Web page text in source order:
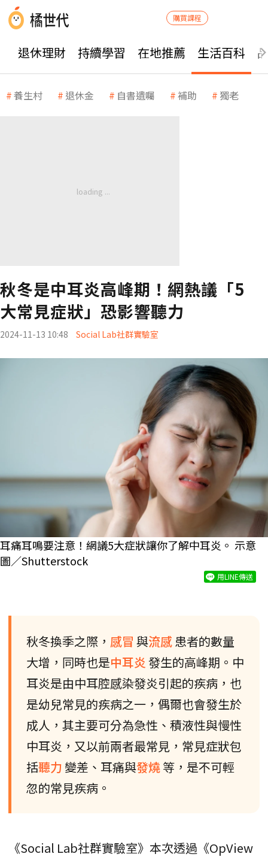
購買課程
退休理財 持續學習 在地推薦 生活百科
養生村 退休金 自書遺囑 補助 獨老
秋冬是中耳炎高峰期！網熱議「5
大常見症狀」恐影響聽力
2024-11-13 10:48 Social Lab社群實驗室
耳痛耳鳴要注意！網議5大症狀讓你了解中耳炎。 示意
圖／Shutterstock
用LINE傳送
秋冬換季之際， 感冒 與流感患者的數量
大增，同時也是中耳炎 發生的高峰期。中
耳炎是由中耳腔感染發炎引起的疾病，也
是幼兒常見的疾病之一，偶爾也會發生於
成人，其主要可分為急性、積液性與慢性
中耳炎，又以前兩者最常見，常見症狀包
括聽力 變差、耳痛與發燒等，是不可輕
忽的常見疾病。
《Social Lab社群實驗室》本次透過《OpView